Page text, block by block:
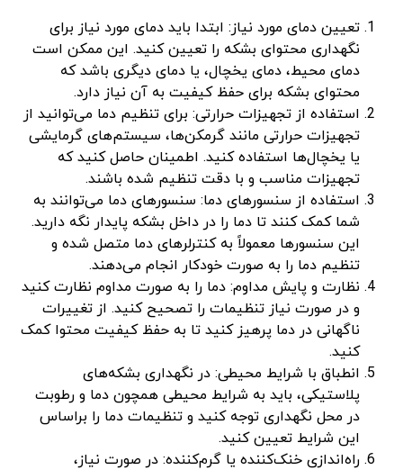
تعیین دمای مورد نیاز: ابتدا باید دمای مورد نیاز برای
نگهداری محتوای بشکه را تعیین کنید. این ممکن است
دمای محیط، دمای یخچال، یا دمای دیگری باشد که
محتوای بشکه برای حفظ کیفیت به آن نیاز دارد.
استفاده از تجهیزات حرارتی: برای تنظیم دما می‌توانید از
تجهیزات حرارتی مانند گرمکن‌ها، سیستم‌های گرمایشی
یا یخچال‌ها استفاده کنید. اطمینان حاصل کنید که
تجهیزات مناسب و با دقت تنظیم شده باشند.
استفاده از سنسورهای دما: سنسورهای دما می‌توانند به
شما کمک کنند تا دما را در داخل بشکه پایدار نگه دارید.
این سنسورها معمولاً به کنترلرهای دما متصل شده و
تنظیم دما را به صورت خودکار انجام می‌دهند.
نظارت و پایش مداوم: دما را به صورت مداوم نظارت کنید
و در صورت نیاز تنظیمات را تصحیح کنید. از تغییرات
ناگهانی در دما پرهیز کنید تا به حفظ کیفیت محتوا کمک
کنید.
انطباق با شرایط محیطی: در نگهداری بشکه‌های
پلاستیکی، باید به شرایط محیطی همچون دما و رطوبت
در محل نگهداری توجه کنید و تنظیمات دما را براساس
این شرایط تعیین کنید.
راه‌اندازی خنک‌کننده یا گرم‌کننده: در صورت نیاز،